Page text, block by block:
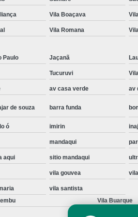
Roupa
Instalação de Maquina de
Roupa
Instalação Maquina
Roupa
Instalar Maquina de
Roupa
Maquina de Lavar Roupa
de Lavar
Instalação de Lava
Samsung
Instalação de Maquina
Lava e Seca Samsung
Instalação Maquina Lava e
Lava e Seca
Lava e Seca
Samsung Instalação
de Fogão a Gas
Manutenção
Electrolux
Manutenção em
Vila Boaçava
Vila Romana
Paulo Jaçanã
Tucuruvi
av casa verde av
de souza barra funda
ó imirin
mandaqui
aqui sitio mandaqui
vila gouvea
vila santista
Vila Buarque